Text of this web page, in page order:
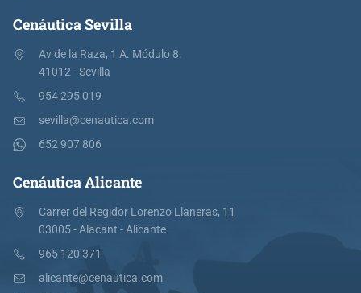
Cenáutica Sevilla
Av de la Raza, 1 A. Módulo 8.
41012 - Sevilla
954 295 019
sevilla@cenautica.com
652 907 806
Cenáutica Alicante
Carrer del Regidor Lorenzo Llaneras, 11
03005 - Alacant - Alicante
965 120 371
alicante@cenautica.com